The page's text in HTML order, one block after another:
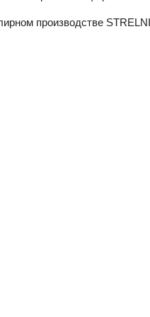
производстве